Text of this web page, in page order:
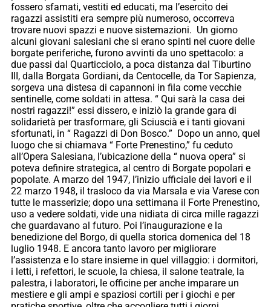
fossero sfamati, vestiti ed educati, ma l’esercito dei
ragazzi assistiti era sempre più numeroso, occorreva
trovare nuovi spazzi e nuove sistemazioni. Un giorno
alcuni giovani salesiani che si erano spinti nel cuore delle
borgate periferiche, furono avvinti da uno spettacolo: a
due passi dal Quarticciolo, a poca distanza dal Tiburtino
III, dalla Borgata Gordiani, da Centocelle, da Tor Sapienza,
sorgeva una distesa di capannoni in fila come vecchie
sentinelle, come soldati in attesa. “ Qui sarà la casa dei
nostri ragazzi!” essi dissero, e iniziò la grande gara di
solidarietà per trasformare, gli Sciuscià e i tanti giovani
sfortunati, in “ Ragazzi di Don Bosco.” Dopo un anno, quel
luogo che si chiamava “ Forte Prenestino,” fu ceduto
all’Opera Salesiana, l’ubicazione della “ nuova opera” si
poteva definire strategica, al centro di Borgate popolari e
popolate. A marzo del 1947, l’inizio ufficiale dei lavori e il
22 marzo 1948, il trasloco da via Marsala e via Varese con
tutte le masserizie; dopo una settimana il Forte Prenestino,
uso a vedere soldati, vide una nidiata di circa mille ragazzi
che guardavano al futuro. Poi l’inaugurazione e la
benedizione del Borgo, di quella storica domenica del 18
luglio 1948. E ancora tanto lavoro per migliorare
l’assistenza e lo stare insieme in quel villaggio: i dormitori,
i letti, i refettori, le scuole, la chiesa, il salone teatrale, la
palestra, i laboratori, le officine per anche imparare un
mestiere e gli ampi e spaziosi cortili per i giochi e per